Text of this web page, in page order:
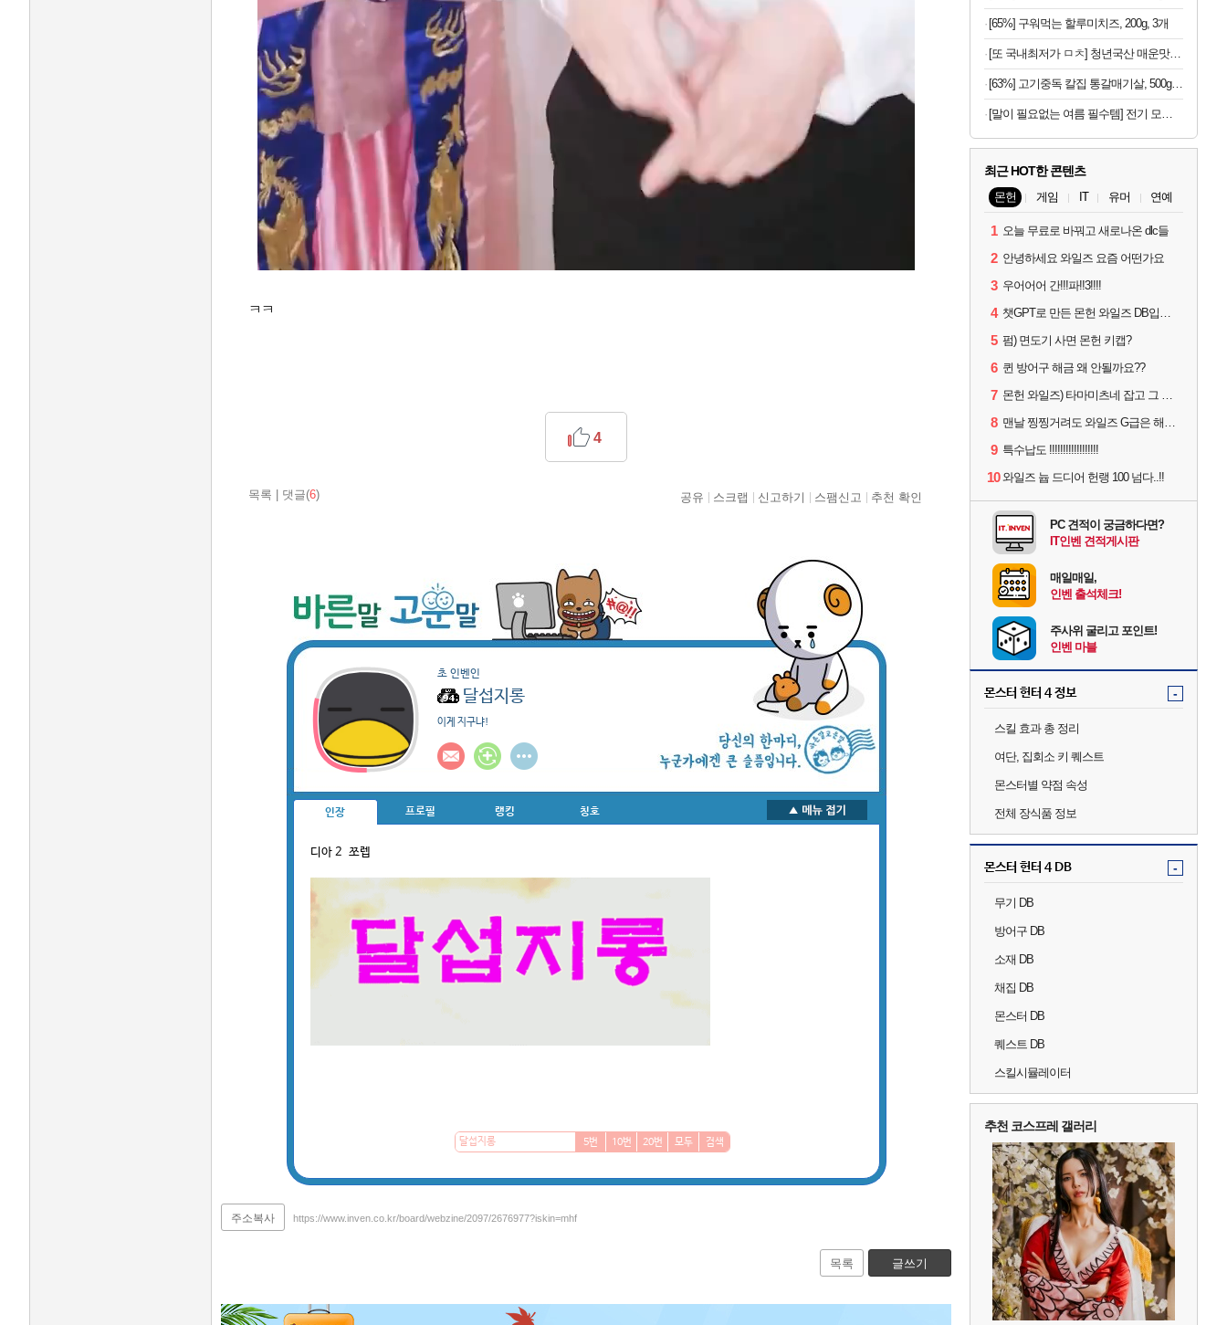
ㅋㅋ
목록 댓글(6)
4
공유 스크랩 신고하기 스팸신고 추천 확인
초 인벤인
달섭지롱
이게 지구냐!
인장 프로필 랭킹 칭호
디아 2 쪼렙
5번 10번 20번 모두 검색
주소복사 https://www.inven.co.kr/board/webzine/2097/2676977?iskin=mhf
목록 글쓰기
[65%] 구워먹는 할루미치즈, 200g, 3개
[또 국내최저가 ㅁㅊ] 청년국산 매운맛 굵은 고춧가루 1kg
[63%] 고기중독 칼집 통갈매기살, 500g, 2팩
[말이 필요없는 여름 필수템] 전기 모기채 x 2개
최근 HOT한 콘텐츠
몬헌 게임 IT 유머 연예
1 오늘 무료로 바꿔고 새로나온 dlc들
2 안녕하세요 와일즈 요즘 어떤가요
3 우어어어 간!!!파!!3!!!!
4 챗GPT로 만든 몬헌 와일즈 DB입니다.
5 펌) 면도기 사면 몬헌 키캡?
6 퀸 방어구 해금 왜 안될까요??
7 몬헌 와일즈) 타마미츠네 잡고 그 뒤로 안했는데 복귀하려면 뭐부터..?
8 맨날 찡찡거려도 와일즈 G급은 해야하니까 접속 jpg
9 특수납도 !!!!!!!!!!!!!!!!!!
10 와일즈 늅 드디어 헌랭 100 넘다..!!
PC 견적이 궁금하다면?
IT인벤 견적게시판
매일매일,
인벤 출석체크!
주사위 굴리고 포인트!
인벤 마블
몬스터 헌터 4 정보 -
스킬 효과 총 정리
여단, 집회소 키 퀘스트
몬스터별 약점 속성
전체 장식품 정보
몬스터 헌터 4 DB -
무기 DB
방어구 DB
소재 DB
채집 DB
몬스터 DB
퀘스트 DB
스킬시뮬레이터
추천 코스프레 갤러리